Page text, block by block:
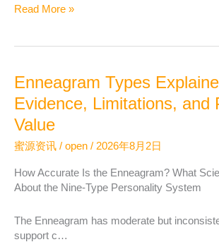
些
最
可
观
提
不
懂？
蜜
源
邀
码
999333
返
Read More »
Enneagram Types
Evidence, Limitations, and
Value
蜜源资讯 / open / 2026年8月2日
How Accurate Is the Enneagram? What
About the Nine-Type Personality System
The Enneagram has moderate but
support c…